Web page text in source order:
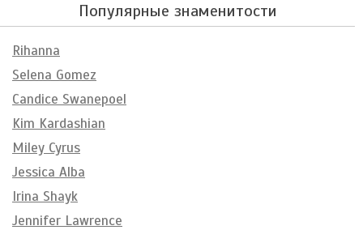
Популярные знаменитости
Rihanna
Selena Gomez
Candice Swanepoel
Kim Kardashian
Miley Cyrus
Jessica Alba
Irina Shayk
Jennifer Lawrence